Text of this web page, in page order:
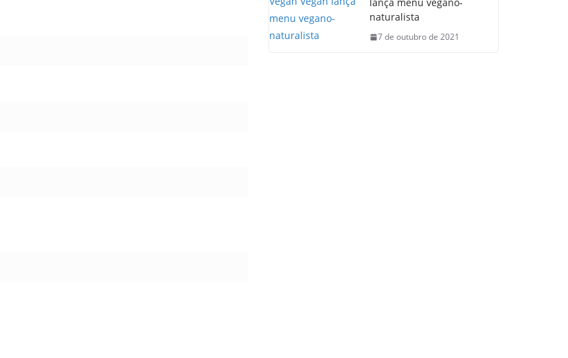
naturalista
7 de outubro de 2021